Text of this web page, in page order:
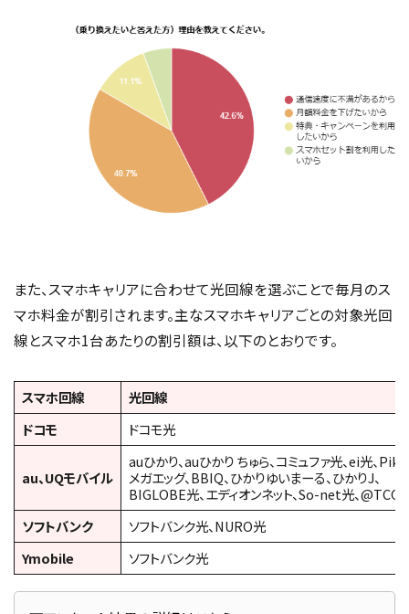
また、スマホキャリアに合わせて光回線を選ぶことで毎月のス
マホ料金が割引されます。主なスマホキャリアごとの対象光回
線とスマホ1台あたりの割引額は、以下のとおりです。
スマホ回線
光回線
ドコモ
ドコモ光
au、UQモバイル
auひかり、auひかり ちゅら、コミュファ光、ei光、
メガエッグ、BBIQ、ひかりゆいまーる、ひかりJ、
BIGLOBE光、エディオンネット、So-net光、
ソフトバンク
ソフトバンク光、NURO光
Ymobile
ソフトバンク光